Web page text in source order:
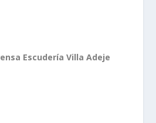
Escudería Villa Adeje